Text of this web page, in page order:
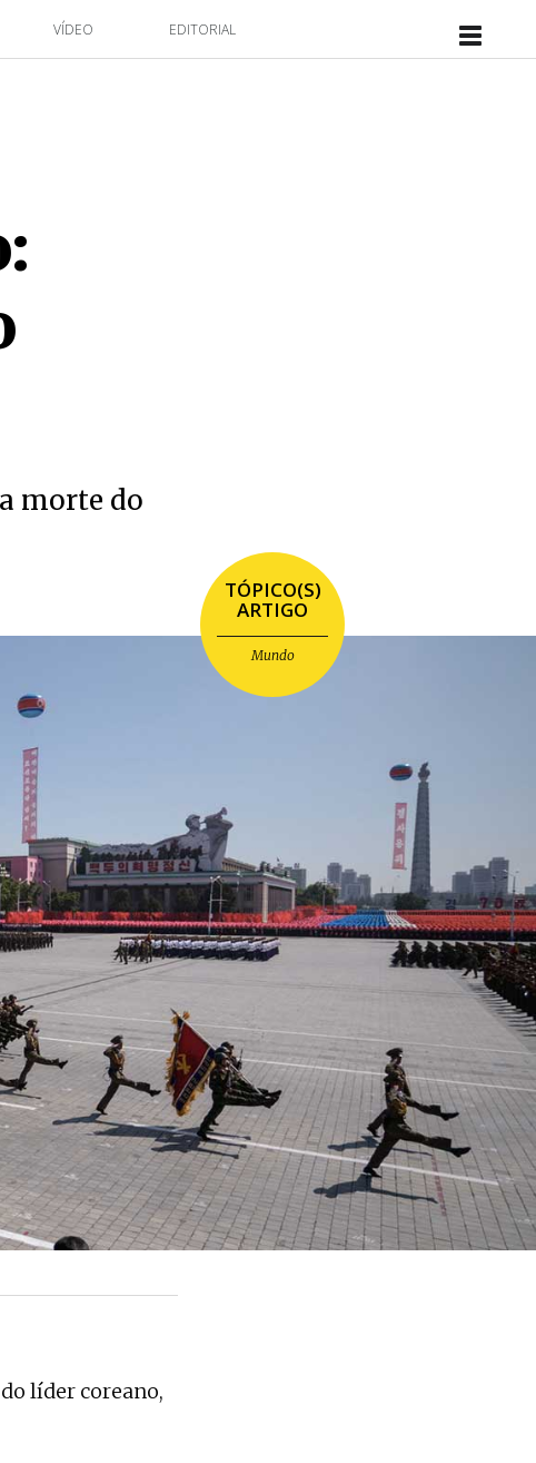
VÍDEO EDITORIAL
morte do
TÓPICO(S)
ARTIGO
Mundo
líder coreano,